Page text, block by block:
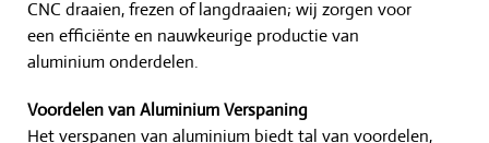
Voordelen van Aluminium Verspaning
Het verspanen van aluminium biedt tal van voordelen,
oppervlaktekwaliteit. Bij Arutech maken we optimaal
gebruik van deze eigenschappen, waardoor we uw